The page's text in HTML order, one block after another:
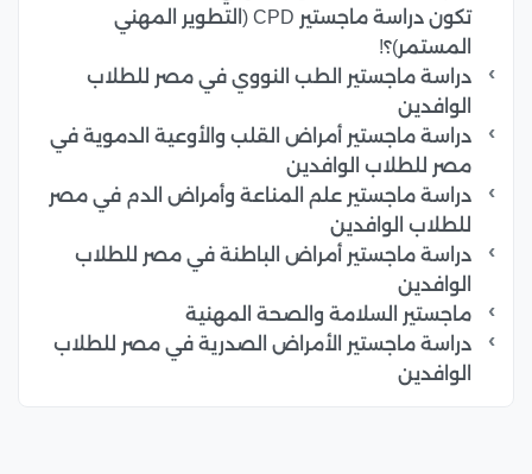
تكون دراسة ماجستير CPD (التطوير المهني
المستمر)؟!
دراسة ماجستير الطب النووي في مصر للطلاب
الوافدين
دراسة ماجستير أمراض القلب والأوعية الدموية في
مصر للطلاب الوافدين
دراسة ماجستير علم المناعة وأمراض الدم في مصر
للطلاب الوافدين
دراسة ماجستير أمراض الباطنة في مصر للطلاب
الوافدين
ماجستير السلامة والصحة المهنية
دراسة ماجستير الأمراض الصدرية في مصر للطلاب
الوافدين